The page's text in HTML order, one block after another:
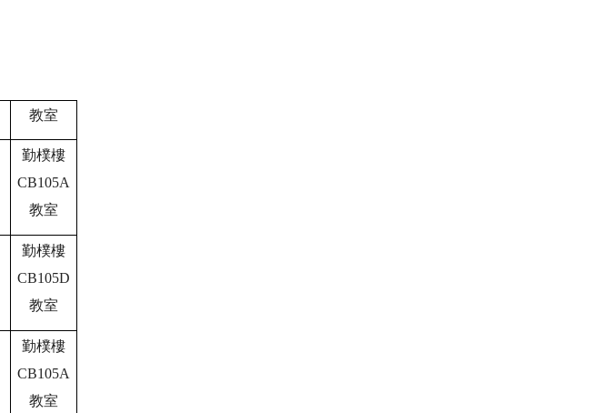
教室
勤樸樓
CB105A
教室
勤樸樓
CB105D
教室
勤樸樓
CB105A
教室